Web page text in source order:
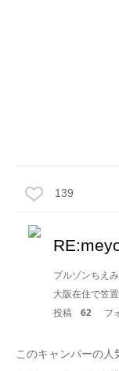
139
ブルゾンちえ
大阪在住で笠
投稿
62 フ
このキャンパーの人